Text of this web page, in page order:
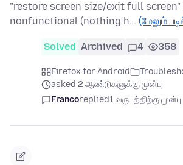
"restore screen size/exit full
nonfunctional (nothing h… (மேலும்
Solved Archived 4 358
Firefox for Android
asked 2 ஆண்டுகளுக்கு முன்பு
Francoreplied1 வருடத்திற்கு முன்பு